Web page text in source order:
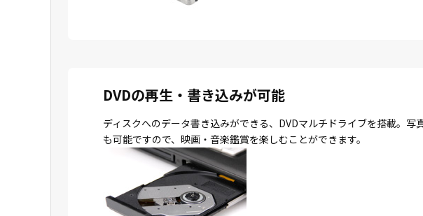
DVDの再生・書き込みが可能
ディスクへのデータ書き込みができる、DVDマルチドライブを搭載。
も可能ですので、映画・音楽鑑賞を楽しむことができます。